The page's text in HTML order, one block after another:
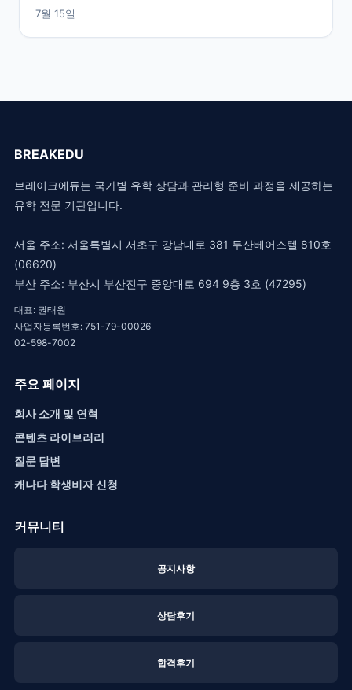
7월 15일
BREAKEDU
브레이크에듀는 국가별 유학 상담과 관리형 준비 과정을 제공하는
유학 전문 기관입니다.
서울 주소: 서울특별시 서초구 강남대로 381 두산베어스텔 810호
(06620)
부산 주소: 부산시 부산진구 중앙대로 694 9층 3호 (47295)
대표: 권태원
사업자등록번호: 751-79-00026
02-598-7002
주요 페이지
회사 소개 및 연혁
콘텐츠 라이브러리
질문 답변
캐나다 학생비자 신청
커뮤니티
공지사항
상담후기
합격후기